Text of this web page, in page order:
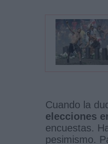
Cuando la
elecciones
encuestas.
pesimismo.